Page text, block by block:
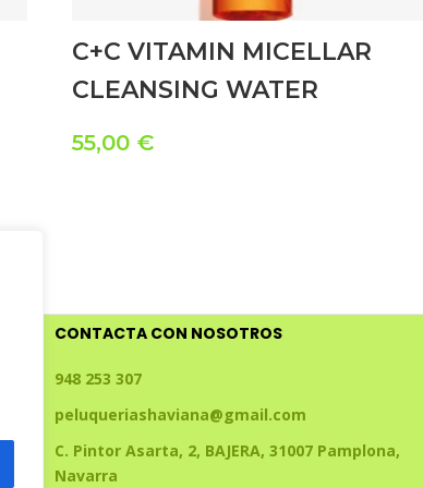
C+C VITAMIN MICELLAR
CLEANSING WATER
55,00 €
CONTACTA CON NOSOTROS
948 253 307
peluqueriashaviana@gmail.com
C. Pintor Asarta, 2, BAJERA, 31007 Pamplona,
Navarra